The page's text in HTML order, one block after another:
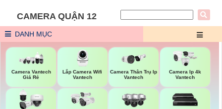
CAMERA QUẬN 12
DANH MỤC
Camera Vantech
Giá Rẻ
Lắp Camera Wifi
Vantech
Camera Thân Trụ Ip
Vantech
Camera Ip 4k
Vantech